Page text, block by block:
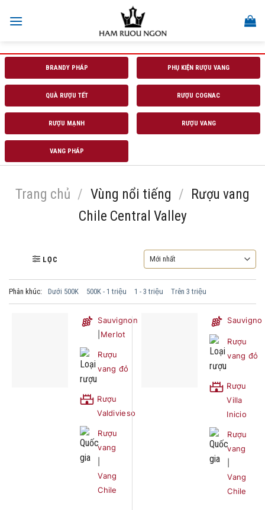
BRANDY PHÁP PHỤ KIỆN RƯỢU VANG
QUÀ RƯỢU TẾT RƯỢU COGNAC
RƯỢU MẠNH RƯỢU VANG
VANG PHÁP
Trang chủ / Vùng nổi tiếng / Rượu vang
Chile Central Valley
LỌC
Phân khúc: Dưới 500K 500K - 1 triệu 1 - 3 triệu Trên 3 triệu
Sauvignon
Merlot
Rượu
vang đỏ
Rượu
Valdivieso
Rượu
vang
Vang
Chile
Rượu
vang đỏ
Rượu
Villa
Inicio
Rượu
vang
Vang
Chile